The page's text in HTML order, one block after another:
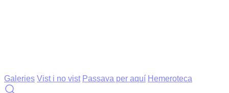
Galeries Vist i no vist Passava per aquí Hemeroteca